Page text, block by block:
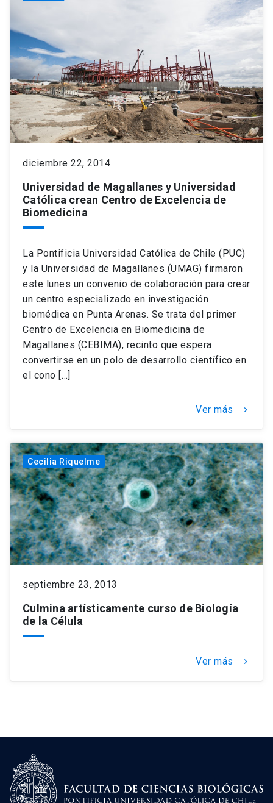
diciembre 22, 2014
Universidad de Magallanes y Universidad
Católica crean Centro de Excelencia de
Biomedicina
La Pontificia Universidad Católica de Chile (PUC)
y la Universidad de Magallanes (UMAG) firmaron
este lunes un convenio de colaboración para crear
un centro especializado en investigación
biomédica en Punta Arenas. Se trata del primer
Centro de Excelencia en Biomedicina de
Magallanes (CEBIMA), recinto que espera
convertirse en un polo de desarrollo científico en
el cono […]
Ver más keyboard_arrow_right
Cecilia Riquelme
septiembre 23, 2013
Culmina artísticamente curso de Biología
de la Célula
Ver más keyboard_arrow_right